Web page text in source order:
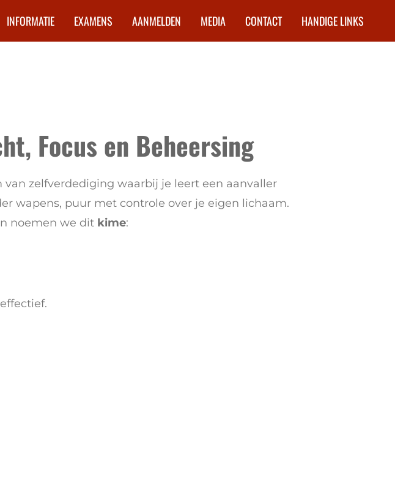
INFORMATIE EXAMENS AANMELDEN MEDIA CONTACT HANDIGE LINKS
Focus en Beheersing
zelfverdediging waarbij je leert een aanvaller
wapens, puur met controle over je eigen lichaam.
noemen we dit kime: